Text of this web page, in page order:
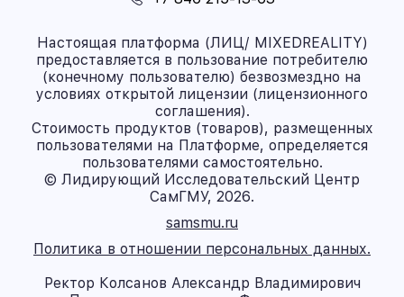
Настоящая платформа (ЛИЦ/ MIXEDREALITY)
предоставляется в пользование потребителю
(конечному пользователю) безвозмездно на
условиях открытой лицензии (лицензионного
соглашения).
Стоимость продуктов (товаров), размещенных
пользователями на Платформе, определяется
пользователями самостоятельно.
© Лидирующий Исследовательский Центр
СамГМУ, 2026.
samsmu.ru
Политика в отношении персональных данных.
Ректор Колсанов Александр Владимирович